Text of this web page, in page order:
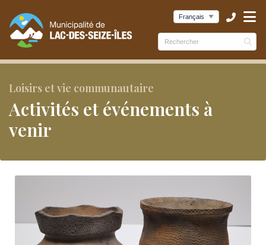
(Municipalité )
(Services )
Loisirs et vie communautaire
Activités et événements à
venir